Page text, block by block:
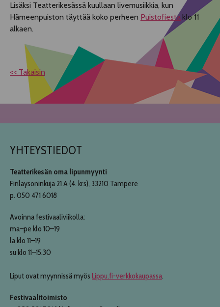
Lisäksi Teatterikesässä kuullaan livemusiikkia, kun
Hämeenpuiston täyttää koko perheen Puistofiestaklo 11
alkaen.
<< Takaisin
YHTEYSTIEDOT
Teatterikesän oma lipunmyynti
Finlaysoninkuja 21 A (4. krs), 33210 Tampere
p. 050 471 6018
Avoinna festivaaliviikolla:
ma–pe klo 10–19
la klo 11–19
su klo 11–15.30
Liput ovat myynnissä myös Lippu.fi-verkkokaupassa.
Festivaalitoimisto